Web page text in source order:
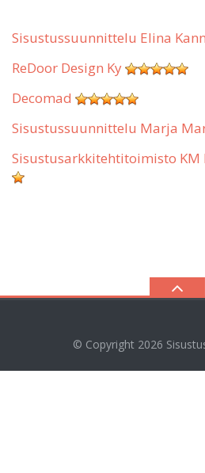
Sisustussuunnittelu Elina
ReDoor Design Ky
Decomad
Sisustussuunnittelu Marja
Sisustusarkkitehtitoimisto KM
© Copyright 2026